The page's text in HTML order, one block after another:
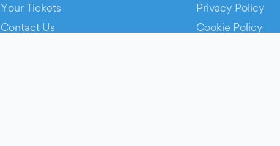
Your Tickets
Contact Us
Privacy Policy
Cookie Policy